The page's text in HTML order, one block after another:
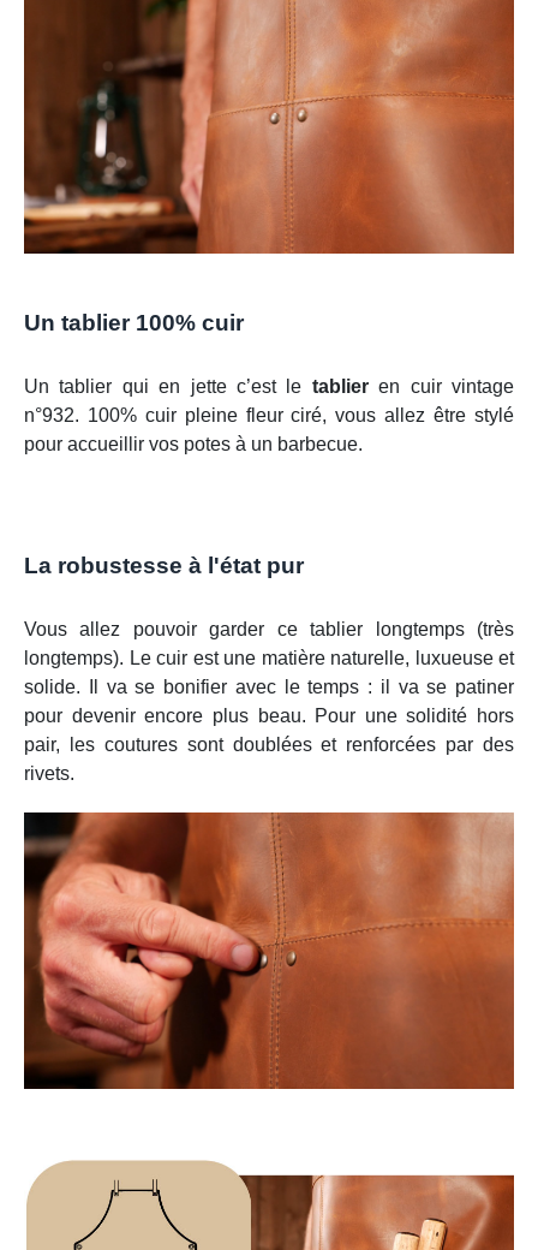
Un tablier 100% cuir
Un tablier qui en jette c’est le tablieren cuir vintage
n°932. 100% cuir pleine fleur ciré, vous allez être stylé
pour accueillir vos potes à un barbecue.
La robustesse à l'état pur
Vous allez pouvoir garder ce tablier longtemps (très
longtemps). Le cuir est une matière naturelle, luxueuse et
solide. Il va se bonifier avec le temps : il va se patiner
pour devenir encore plus beau. Pour une solidité hors
pair, les coutures sont doublées et renforcées par des
rivets.